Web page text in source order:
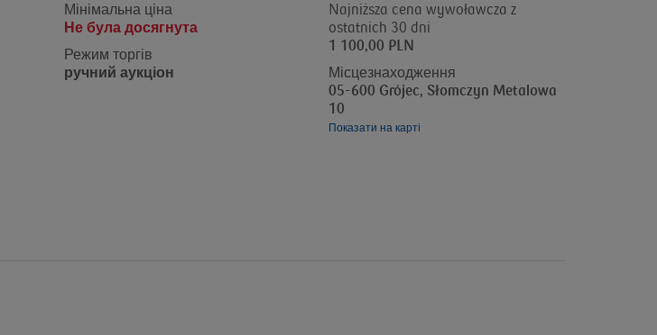
Мінімальна ціна
Не була досягнута
Режим торгів
ручний аукціон
Najniższa cena wywoławcza z
ostatnich 30 dni
1 100,00 PLN
Місцезнаходження
05-600 Grójec, Słomczyn Metalowa
10
Показати на карті